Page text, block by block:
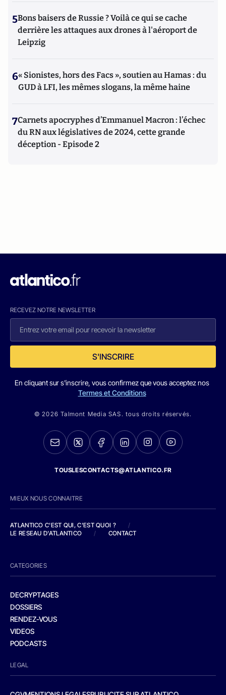
5Bons baisers de Russie ? Voilà ce qui se cache
derrière les attaques aux drones à l'aéroport de
Leipzig
6« Sionistes, hors des Facs », soutien au Hamas : du
GUD à LFI, les mêmes slogans, la même haine
7Carnets apocryphes d’Emmanuel Macron : l’échec
du RN aux législatives de 2024, cette grande
déception - Episode 2
RECEVEZ NOTRE NEWSLETTER
S'INSCRIRE
En cliquant sur s'inscrire, vous confirmez que vous acceptez nos
Termes et Conditions
© 2026 Talmont Media SAS. tous droits réservés.
TOUSLESCONTACTS@ATLANTICO.FR
MIEUX NOUS CONNAITRE
ATLANTICO C'EST QUI, C'EST QUOI ?
/
LE RESEAU D'ATLANTICO
/ CONTACT
CATEGORIES
DECRYPTAGES
DOSSIERS
RENDEZ-VOUS
VIDEOS
PODCASTS
LEGAL